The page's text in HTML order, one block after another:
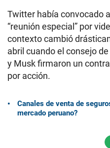
Twitter había convocado
“reunión especial” por
contexto cambió
abril cuando el consejo
y Musk firmaron un
por acción.
Canales de venta de
mercado peruano?